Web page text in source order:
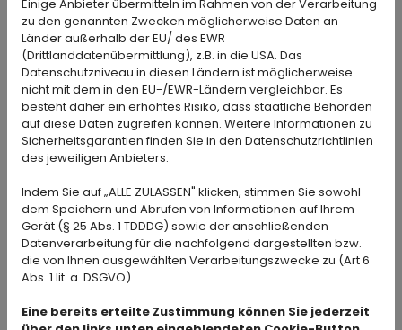
Datensicherheit
Wir bedienen uns geeigneter technischer und
organisatorischer Sicherheitsmaßnahmen, um Ihre
Daten gegen zufällige oder vorsätzliche
Manipulationen, teilweisen oder vollständigen
Verlust, Zerstörung oder gegen den unbefugten
Zugriff Dritter zu schützen (z.B. TSL-Verschlüsselung
Stands der Technik, der Implementierungskosten
und der Natur, des Umfangs, des Kontextes und des
Zwecks der Verarbeitung sowie der bestehenden
Risiken einer Datenpanne (inklusive von deren
Wahrscheinlichkeit und Auswirkungen) für den
Betroffenen. Unsere Sicherheitsmaßnahmen werden
Einige Anbieter übermitteln im Rahmen von der Verarbeitung
zu den genannten Zwecken möglicherweise Daten an
Länder außerhalb der EU/ des EWR
(Drittlanddatenübermittlung), z.B. in die USA. Das
Datenschutzniveau in diesen Ländern ist möglicherweise
nicht mit dem in den EU-/EWR-Ländern vergleichbar. Es
besteht daher ein erhöhtes Risiko, dass staatliche Behörden
auf diese Daten zugreifen können. Weitere Informationen zu
Sicherheitsgarantien finden Sie in den Datenschutzrichtlinien
des jeweiligen Anbieters.
Indem Sie auf „ALLE ZULASSEN" klicken, stimmen Sie sowohl
dem Speichern und Abrufen von Informationen auf Ihrem
Gerät (§ 25 Abs. 1 TDDDG) sowie der anschließenden
Datenverarbeitung für die nachfolgend dargestellten bzw.
die von Ihnen ausgewählten Verarbeitungszwecke zu (Art 6
Abs. 1 lit. a. DSGVO).
Eine bereits erteilte Zustimmung können Sie jederzeit